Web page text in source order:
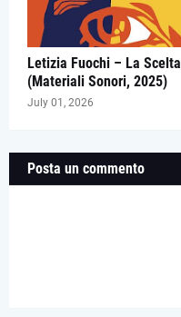
Letizia Fuochi – La Scelta
(Materiali Sonori, 2025)
July 01, 2026
Posta un commento